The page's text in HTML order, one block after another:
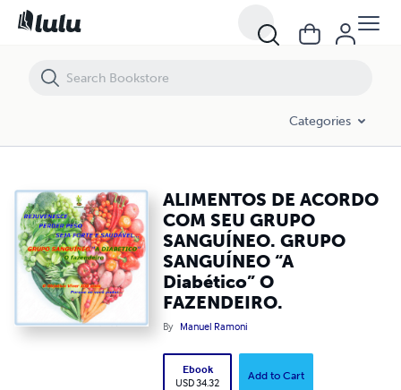
Categories
ALIMENTOS DE ACORDO
COM SEU GRUPO
SANGUÍNEO. GRUPO
SANGUÍNEO “A
Diabético” O
FAZENDEIRO.
By Manuel Ramoni
Ebook
USD 34.32
Add to Cart
ALIMENTOS DE ACORDO COM SEU GRUPO SANGUÍNEO. GRUPO